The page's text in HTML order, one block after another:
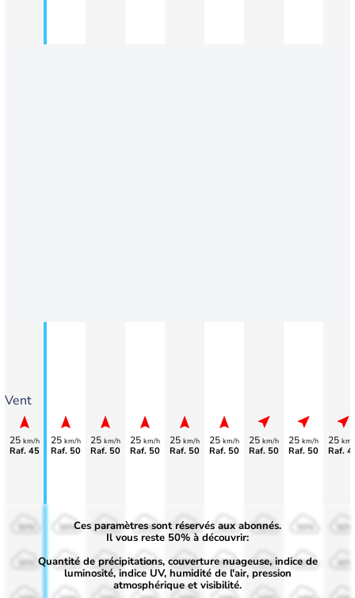
Vent
25 km/h
Raf. 45
25 km/h
Raf. 50
25 km/h
Raf. 50
25 km/h
Raf. 50
25 km/h
Raf. 50
25 km/h
Raf. 50
25 km/h
Raf. 50
25 km/h
Raf. 50
25
Raf.
50%
30%
50%
30%
50%
30%
50%
30%
50%
30%
50%
30%
50%
30%
Ces paramètres sont réservés aux abonnés.
Il vous reste 50% à découvrir:
Quantité de précipitations, couverture nuageuse, indice de
luminosité, indice UV, humidité de l'air, pression
atmosphérique et visibilité.